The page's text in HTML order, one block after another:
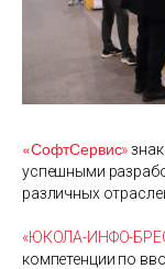
«СофтСервис»
успешными
различных
«ЮКОЛА-ИНФО-
компетенции по